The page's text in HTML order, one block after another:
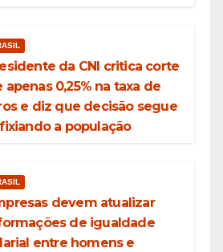
da CNI critica corte
apenas 0,25% na taxa de
e diz que decisão segue
a população
devem atualizar
de igualdade
entre homens e